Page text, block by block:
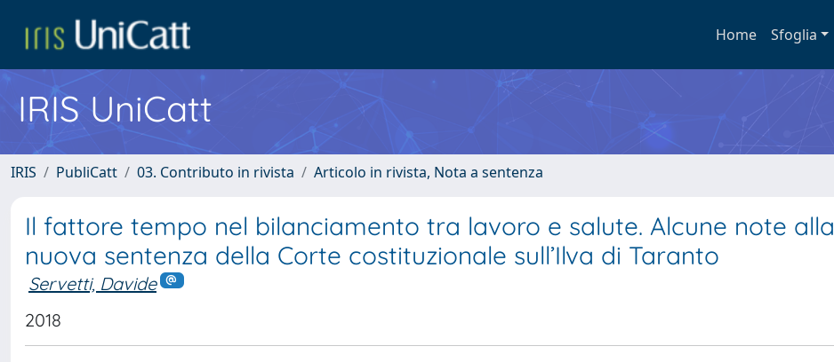
Home Sfoglia
IRIS UniCatt
IRIS PubliCatt 03. Contributo in rivista Articolo in rivista, Nota a sentenza
Il fattore tempo nel bilanciamento tra lavoro e salute. Alcune note alla
nuova sentenza della Corte costituzionale sull’Ilva di Taranto
Servetti, Davide
2018